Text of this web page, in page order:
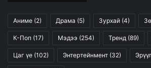
Аниме (2) Драма (5) Зурхай (4)
К-Поп (17) Мэдээ (254) Тренд (89)
Цаг үе (102) Энтертейнмент (32)